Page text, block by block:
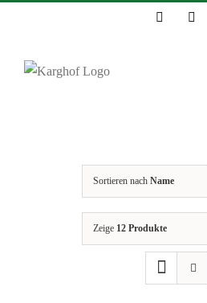
Instagram
Sortieren nach Name
Zeige 12 Produkte